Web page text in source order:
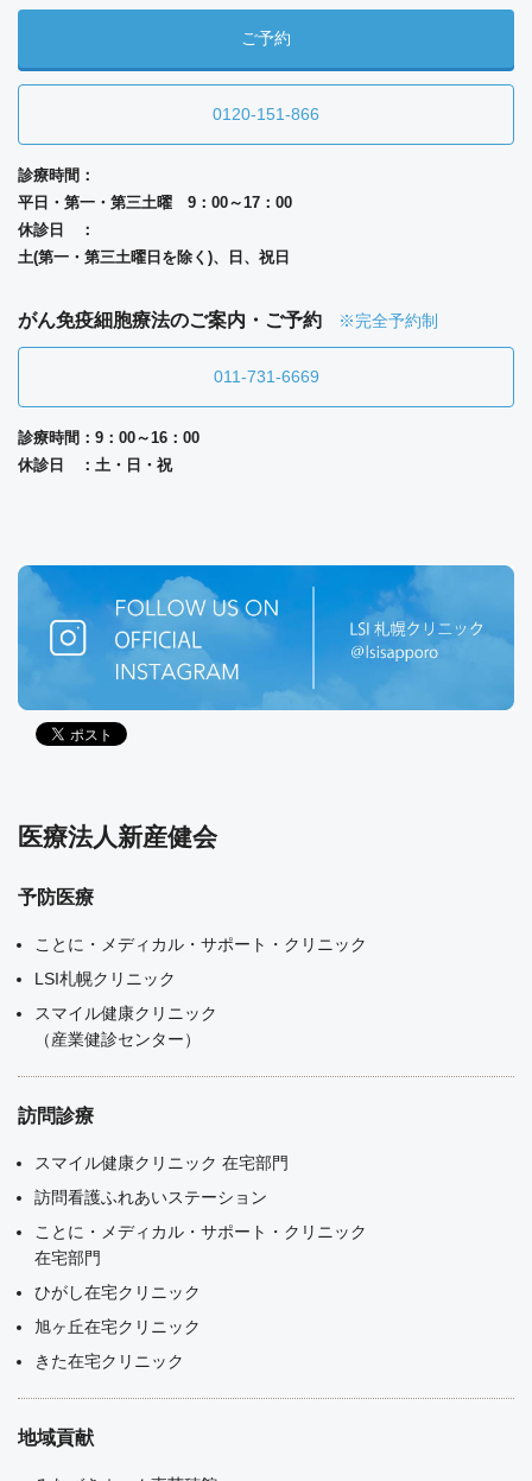
ご予約
0120-151-866
診療時間：
平日・第一・第三土曜 9：00～17：00
休診日 ：
土(第一・第三土曜日を除く)、日、祝日
がん免疫細胞療法のご案内・ご予約 ※完全予約制
011-731-6669
診療時間：9：00～16：00
休診日 ：土・日・祝
医療法人新産健会
予防医療
ことに・メディカル・サポート・クリニック
LSI札幌クリニック
スマイル健康クリニック
（産業健診センター）
訪問診療
スマイル健康クリニック 在宅部門
訪問看護ふれあいステーション
ことに・メディカル・サポート・クリニック
在宅部門
ひがし在宅クリニック
旭ヶ丘在宅クリニック
きた在宅クリニック
地域貢献